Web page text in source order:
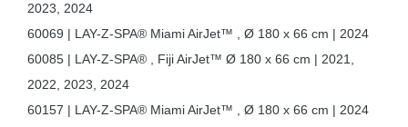
2023, 2024
60069 | LAY-Z-SPA® Miami AirJet™ , Ø 180 x 66 cm | 2024
60085 | LAY-Z-SPA® , Fiji AirJet™ Ø 180 x 66 cm | 2021,
2022, 2023, 2024
60157 | LAY-Z-SPA® Miami AirJet™ , Ø 180 x 66 cm | 2024